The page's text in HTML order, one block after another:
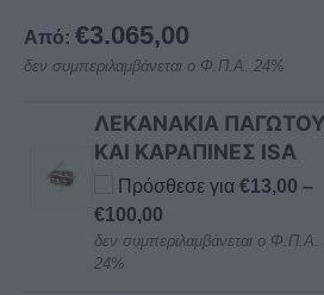
Από: €3.065,00
δεν συμπεριλαμβάνεται ο Φ.Π.Α. 24%
ΛΕΚΑΝΑΚΙΑ ΠΑΓΩΤΟΥ
ΚΑΙ ΚΑΡΑΠΙΝΕΣ ISA
Πρόσθεσε για €13,00 –
€100,00Price
range:
δεν συμπεριλαμβάνεται ο Φ.Π.Α.
24%